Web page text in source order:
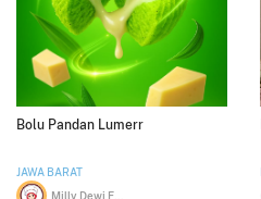
Bolu Pandan Lumerr
JAWA BARAT